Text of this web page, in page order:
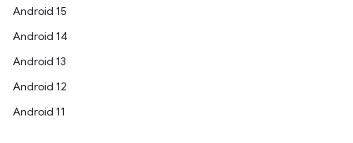
Android 15
Android 14
Android 13
Android 12
Android 11